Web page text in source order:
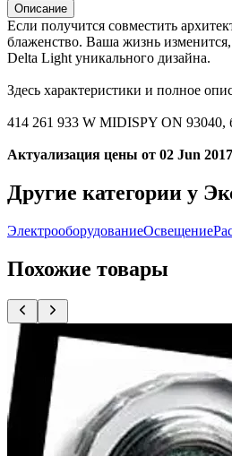
Описание
Если получится совместить
блаженство. Ваша жизнь
Delta Light уникального дизайна.
Здесь характеристики и полное
414 261 933 W MIDISPY ON 93040,
Актуализация цены от 02 Jun
Другие категории у
ЭлектрооборудованиеОсвещение
Похожие товары